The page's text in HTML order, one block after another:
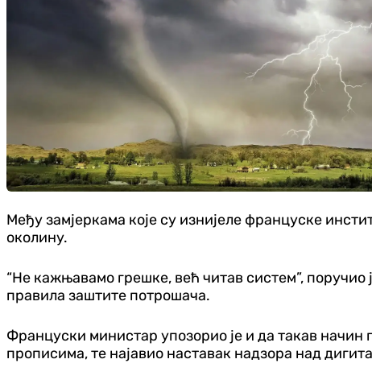
Међу замјеркама које су изнијеле француске
околину.
“Не кажњавамо грешке, већ читав систем”,
правила заштите потрошача.
Француски министар упозорио је и да такав начин
прописима, те најавио наставак надзора над